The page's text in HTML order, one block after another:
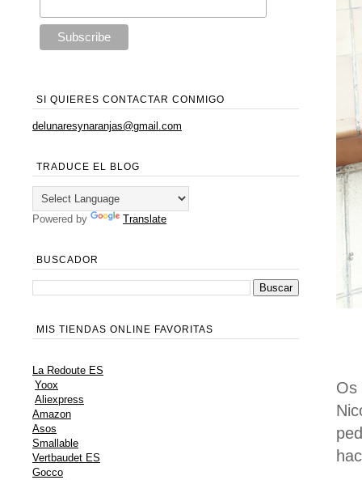
Os
SI QUIERES CONTACTAR CONMIGO
delunaresynaranjas@gmail.com
TRADUCE EL BLOG
Powered by Translate
BUSCADOR
MIS TIENDAS ONLINE FAVORITAS
La Redoute ES
Yoox
Aliexpress
Amazon
Asos
Smallable
Vertbaudet ES
Gocco